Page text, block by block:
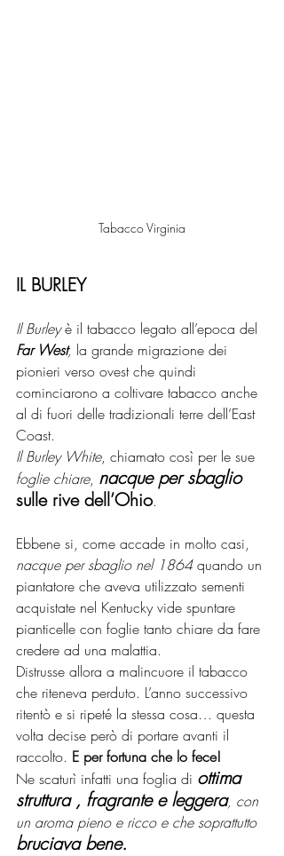
Tabacco Virginia
IL BURLEY
Il Burley è il tabacco legato all’epoca del
Far West, la grande migrazione dei
pionieri verso ovest che quindi
cominciarono a coltivare tabacco anche
al di fuori delle tradizionali terre dell’East
Coast.
Il Burley White, chiamato così per le sue
foglie chiare, nacque per sbaglio
sulle rive dell’Ohio.
Ebbene si, come accade in molto casi,
nacque per sbaglio nel 1864 quando un
piantatore che aveva utilizzato sementi
acquistate nel Kentucky vide spuntare
pianticelle con foglie tanto chiare da fare
credere ad una malattia.
Distrusse allora a malincuore il tabacco
che riteneva perduto. L’anno successivo
ritentò e si ripeté la stessa cosa… questa
volta decise però di portare avanti il
raccolto. E per fortuna che lo fece!
Ne scaturì infatti una foglia di ottima
struttura , fragrante e leggera, con
un aroma pieno e ricco e che soprattutto
bruciava bene.